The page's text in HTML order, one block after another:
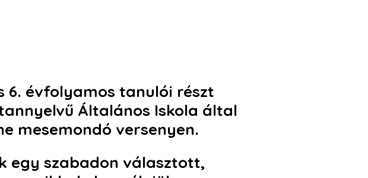
évfolyamos tanulói részt
Általános Iskola által
mesemondó versenyen.
egy szabadon választott,